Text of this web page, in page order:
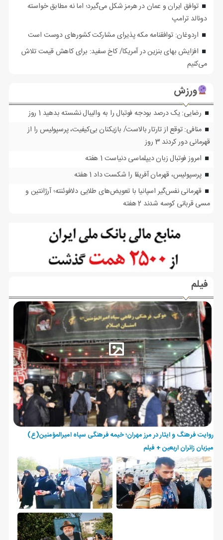
توافق ایران و عمان در هرمز شکل می‌گیرد؛ اما نه مطابق خواسته
دونالد ترامپ
اردوغان: توافقنامه مکه پذیرای مشارکت کشورهای دوست است
افزایش بهای بنزین در آمریکا/ کاخ سفید: برای کاهش قیمت تلاش
می‌کنیم
ورزش
رضایی: یک درصد بودجه فوتبال را به والیبال نشسته بدهید 1 روز
منافی: توقع از تارتار بالاست/ بازیکنان بی‌کیفیت، پرسپولیس را از
قهرمانی دور کردند 3 روز
امروز فوتبال زبان دیپلماسی دنیاست 1 هفته
پرسپولیس، قهرمان آفریقا را شکست داد 1 هفته
قهرمانی نفس‌گیر اسپانیا با تعویض‌های طلایی دلافوئنته؛ آرژانتین و
مسی قربانی کوسه شدند 2 هفته
فیلم
روایت فرهنگ و ایثار در مرز مهران؛ خیمه فرهنگی سپاه امیرالمؤمنین(ع)
میزبان زائران اربعین + فیلم